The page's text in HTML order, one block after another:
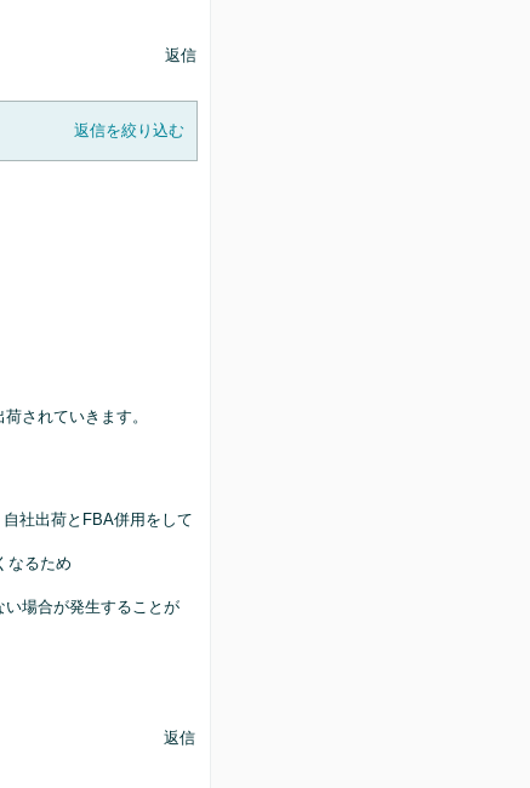
返信
返信を絞り込む
されていきます。
社出荷とFBA併用をして
なるため
場合が発生することが
返信